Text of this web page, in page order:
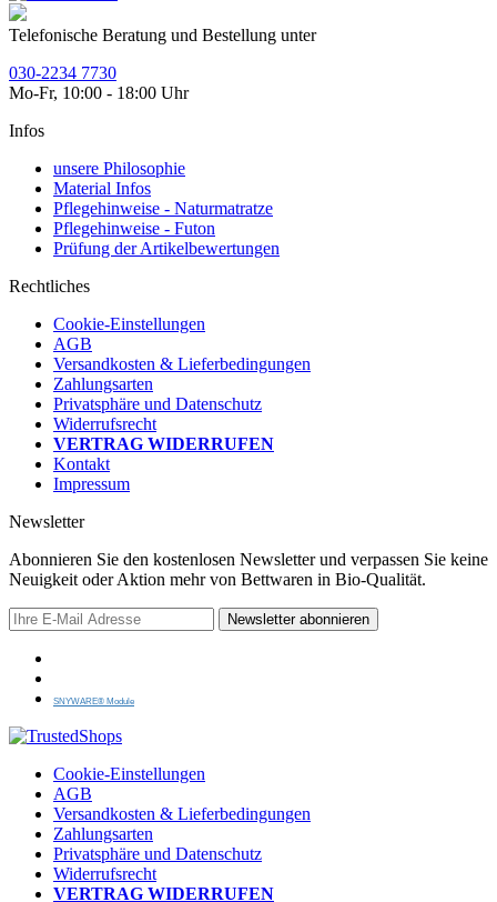
Telefonische Beratung und Bestellung unter
030-2234 7730
Mo-Fr, 10:00 - 18:00 Uhr
Infos
unsere Philosophie
Material Infos
Pflegehinweise - Naturmatratze
Pflegehinweise - Futon
Prüfung der Artikelbewertungen
Rechtliches
Cookie-Einstellungen
AGB
Versandkosten & Lieferbedingungen
Zahlungsarten
Privatsphäre und Datenschutz
Widerrufsrecht
VERTRAG WIDERRUFEN
Kontakt
Impressum
Newsletter
Abonnieren Sie den kostenlosen Newsletter und verpassen Sie keine
Neuigkeit oder Aktion mehr von Bettwaren in Bio-Qualität.
Newsletter abonnieren
SNYWARE® Module
Cookie-Einstellungen
AGB
Versandkosten & Lieferbedingungen
Zahlungsarten
Privatsphäre und Datenschutz
Widerrufsrecht
VERTRAG WIDERRUFEN